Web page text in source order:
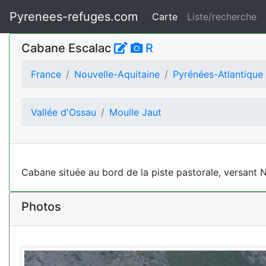
Pyrenees-refuges.com Carte Liste/recherche
Cabane Escalac R
France Nouvelle-Aquitaine Pyrénées-Atlantique
Vallée d'Ossau Moulle Jaut
Cabane située au bord de la piste pastorale, versant
Photos